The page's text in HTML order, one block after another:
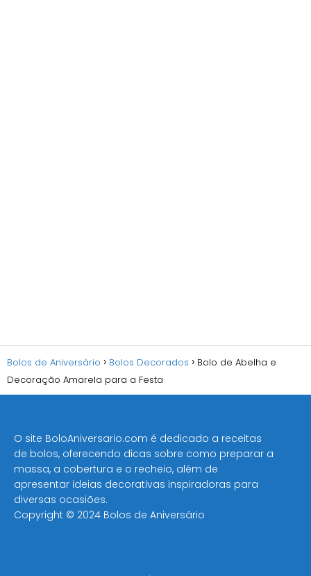
Bolos de Aniversário Bolos Decorados
Bolo de Abelha e
Decoração Amarela para a Festa
O site BoloAniversario.com é dedicado a receitas
de bolos, oferecendo dicas sobre como preparar a
massa, a cobertura e o recheio, além de
apresentar ideias decorativas inspiradoras para
diversas ocasiões​.
Copyright © 2024 Bolos de Aniversário